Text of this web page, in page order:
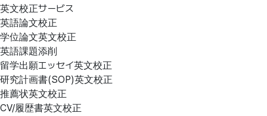
英文校正サービス
英語論文校正
学位論文英文校正
英語課題添削
留学出願エッセイ英文校正
研究計画書(SOP)英文校正
推薦状英文校正
CV/履歴書英文校正